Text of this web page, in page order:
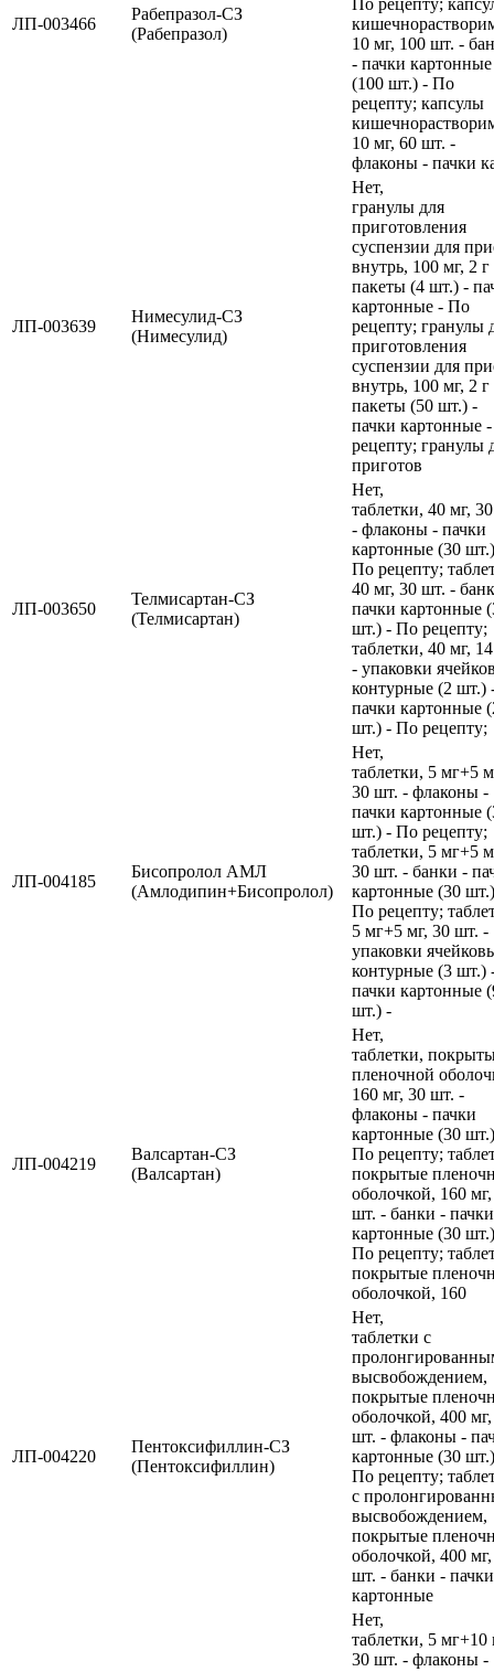
ЛП-003466
Рабепразол-СЗ
(Рабепразол)
10 мг, 100 шт. -
- пачки картонные
(100 шт.) - По
рецепту; капсулы
10 мг, 60 шт. -
флаконы - пачки
ЛП-003639
Нимесулид-СЗ
(Нимесулид)
Нет,
гранулы для
приготовления
суспензии для
внутрь, 100 мг, 2 г
пакеты (4 шт.) -
картонные - По
рецепту; гранулы
приготовления
суспензии для
внутрь, 100 мг, 2 г
пакеты (50 шт.) -
пачки картонные
рецепту; гранулы
приготов
ЛП-003650
Телмисартан-СЗ
(Телмисартан)
Нет,
таблетки, 40 мг,
- флаконы - пачки
картонные (30
По рецепту;
40 мг, 30 шт. -
пачки картонные
шт.) - По рецепту;
таблетки, 40 мг,
- упаковки
контурные (2 шт.)
пачки картонные
шт.) - По рецепту;
ЛП-004185
Бисопролол АМЛ
(Амлодипин+Бисопролол)
Нет,
таблетки, 5 мг+5
30 шт. - флаконы -
пачки картонные
шт.) - По рецепту;
таблетки, 5 мг+5
30 шт. - банки -
картонные (30
По рецепту;
5 мг+5 мг, 30 шт. -
упаковки
контурные (3 шт.)
пачки картонные
шт.) -
ЛП-004219
Валсартан-СЗ
(Валсартан)
Нет,
таблетки,
пленочной
160 мг, 30 шт. -
флаконы - пачки
картонные (30
По рецепту;
покрытые
оболочкой, 160
шт. - банки - пачки
картонные (30
По рецепту;
покрытые
оболочкой, 160
ЛП-004220
Пентоксифиллин-СЗ
(Пентоксифиллин)
Нет,
таблетки с
высвобождением,
покрытые
оболочкой, 400
шт. - флаконы -
картонные (30
По рецепту;
с
высвобождением,
покрытые
оболочкой, 400
шт. - банки - пачки
картонные
Нет,
таблетки, 5 мг+10
30 шт. - флаконы -